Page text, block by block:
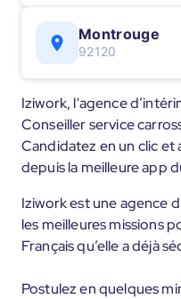
Montrouge
92120
Iziwork, l'agence
Conseiller service
Candidatez en un clic et
depuis la meilleure app
Iziwork est une agence
les meilleures missions
Français qu’elle a déjà
Postulez en quelques